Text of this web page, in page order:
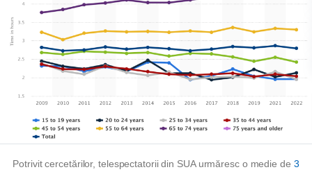
Potrivit cercetărilor, telespectatorii din SUA urmăresc o medie de 3